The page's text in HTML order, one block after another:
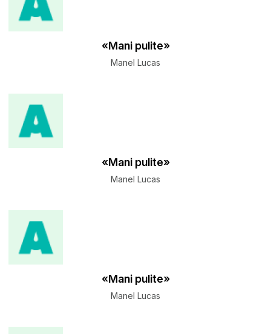
«Mani pulite»
Manel Lucas
«Mani pulite»
Manel Lucas
«Mani pulite»
Manel Lucas